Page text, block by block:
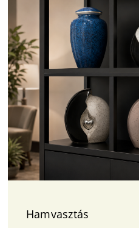
Hamvasztás